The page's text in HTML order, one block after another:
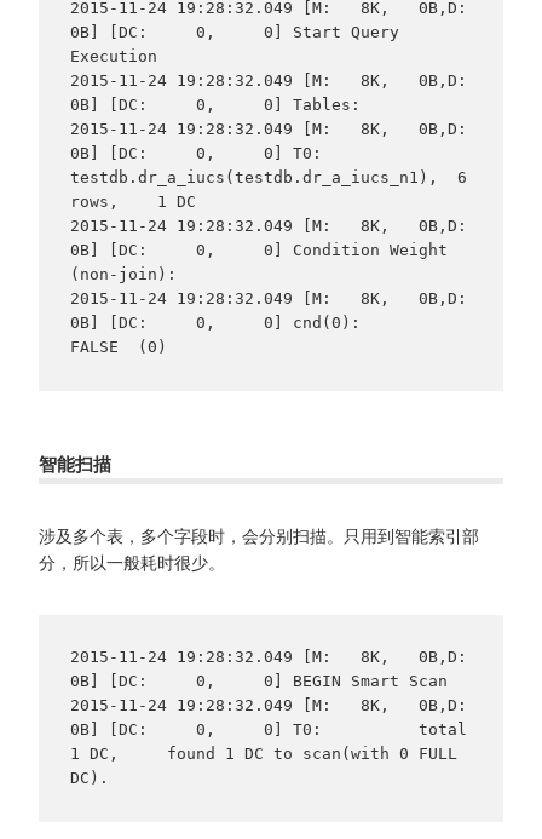
2015-11-24 19:28:32.049 [M:   8K,   0B,D:
0B] [DC:     0,     0] Start Query
Execution
2015-11-24 19:28:32.049 [M:   8K,   0B,D:
0B] [DC:     0,     0] Tables:
2015-11-24 19:28:32.049 [M:   8K,   0B,D:
0B] [DC:     0,     0] T0:
testdb.dr_a_iucs(testdb.dr_a_iucs_n1),  6
rows,    1 DC
2015-11-24 19:28:32.049 [M:   8K,   0B,D:
0B] [DC:     0,     0] Condition Weight
(non-join):
2015-11-24 19:28:32.049 [M:   8K,   0B,D:
0B] [DC:     0,     0] cnd(0):
FALSE  (0)
智能扫描
涉及多个表，多个字段时，会分别扫描。只用到智能索引部
分，所以一般耗时很少。
2015-11-24 19:28:32.049 [M:   8K,   0B,D:
0B] [DC:     0,     0] BEGIN Smart Scan
2015-11-24 19:28:32.049 [M:   8K,   0B,D:
0B] [DC:     0,     0] T0:          total
1 DC,     found 1 DC to scan(with 0 FULL
DC).